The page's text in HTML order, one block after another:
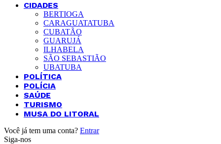
CIDADES
BERTIOGA
CARAGUATATUBA
CUBATÃO
GUARUJÁ
ILHABELA
SÃO SEBASTIÃO
UBATUBA
POLÍTICA
POLÍCIA
SAÚDE
TURISMO
MUSA DO LITORAL
Você já tem uma conta? Entrar
Siga-nos